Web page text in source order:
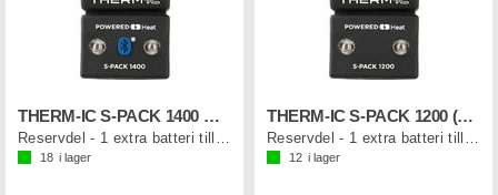
THERM-IC S-PACK 1400 B (1st)
18 i lager
THERM-IC S-PACK 1200 (1st)
12 i lager